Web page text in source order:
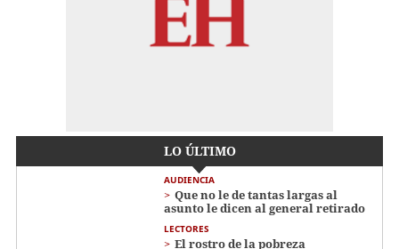
LO ÚLTIMO
AUDIENCIA
Que no le de tantas largas al
asunto le dicen al general retirado
LECTORES
El rostro de la pobreza